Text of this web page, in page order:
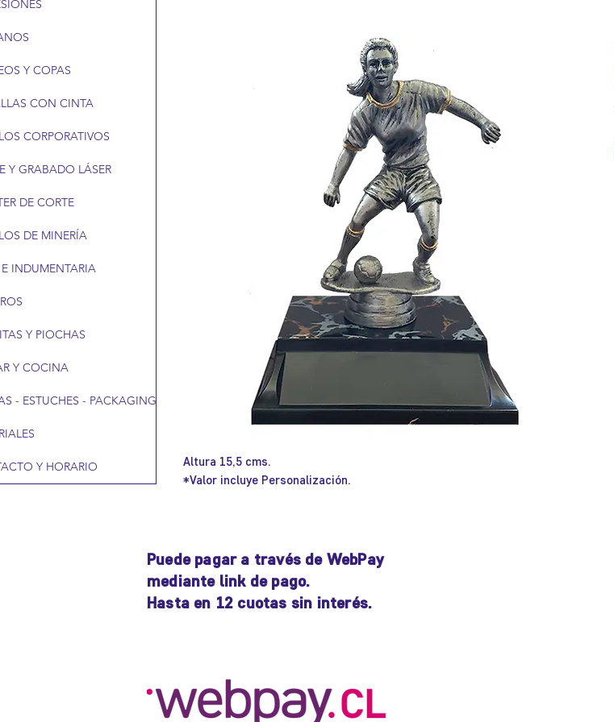
Altura 15,5 cms.
*Valor incluye Personalización.
Y COPAS
CON CINTA
CORPORATIVOS
Y GRABADO LÁSER
DE CORTE
DE MINERÍA
INDUMENTARIA
Y PIOCHAS
Y COCINA
- ESTUCHES - PACKAGING
Y HORARIO
Puede pagar a través de WebPay
mediante link de pago.
Hasta en 12 cuotas sin interés.